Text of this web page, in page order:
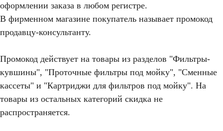
оформлении заказа в любом регистре.
В фирменном магазине покупатель называет промокод
продавцу-консультанту.
Промокод действует на товары из разделов "Фильтры-
кувшины", "Проточные фильтры под мойку", "Сменные
кассеты" и "Картриджи для фильтров под мойку". На
товары из остальных категорий скидка не
распространяется.